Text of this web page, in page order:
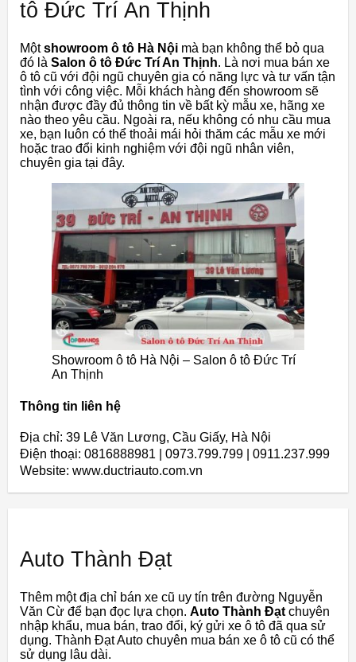
tô Đức Trí An Thịnh
Mộtshowroom ô tô Hà Nội mà bạn không thể bỏ qua
đó là Salon ô tô Đức Trí An Thịnh. Là nơi mua bán xe
ô tô cũ với đội ngũ chuyên gia có năng lực và tư vấn tận
tình với công việc. Mỗi khách hàng đến showroom sẽ
nhận được đầy đủ thông tin về bất kỳ mẫu xe, hãng xe
nào theo yêu cầu. Ngoài ra, nếu không có nhu cầu mua
xe, bạn luôn có thể thoải mái hỏi thăm các mẫu xe mới
hoặc trao đổi kinh nghiệm với đội ngũ nhân viên,
chuyên gia tại đây.
Showroom ô tô Hà Nội – Salon ô tô Đức Trí
An Thịnh
Thông tin liên hệ
Địa chỉ: 39 Lê Văn Lương, Cầu Giấy, Hà Nội
Điện thoại: 0816888981 | 0973.799.799 | 0911.237.999
Website: www.ductriauto.com.vn
Auto Thành Đạt
Thêm một địa chỉ bán xe cũ uy tín trên đường Nguyễn
Văn Cừ để bạn đọc lựa chọn. Auto Thành Đạt chuyên
nhập khẩu, mua bán, trao đổi, ký gửi xe ô tô đã qua sử
dụng. Thành Đạt Auto chuyên mua bán xe ô tô cũ có thể
sử dụng lâu dài.